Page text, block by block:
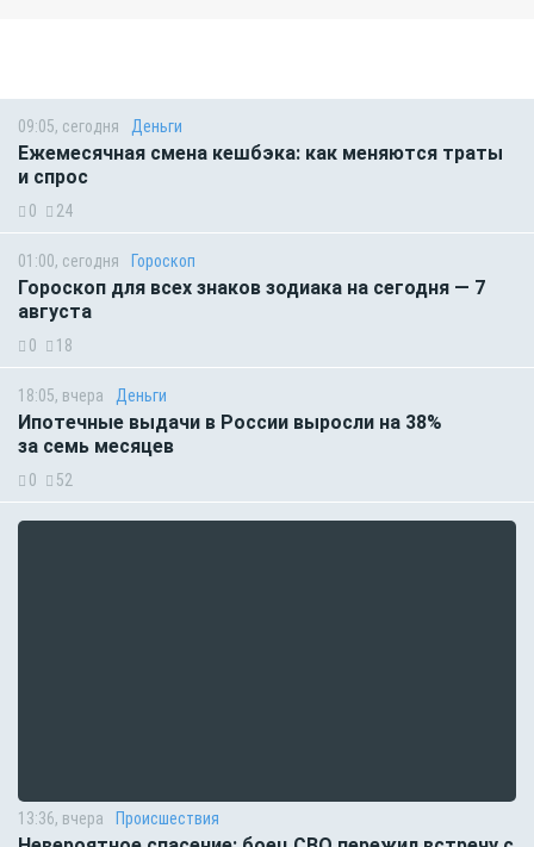
09:05, сегодня Деньги
Ежемесячная смена кешбэка: как меняются траты
и спрос
0 24
01:00, сегодня Гороскоп
Гороскоп для всех знаков зодиака на сегодня — 7
августа
0 18
18:05, вчера Деньги
Ипотечные выдачи в России выросли на 38%
за семь месяцев
0 52
13:36, вчера Происшествия